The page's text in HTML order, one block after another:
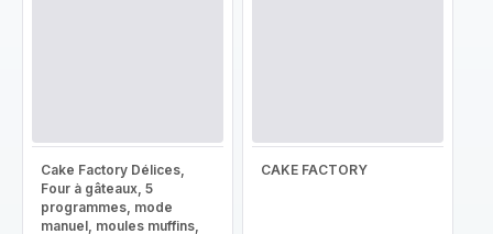
Cake Factory Délices,
Four à gâteaux, 5
programmes, mode
manuel, moules muffins,
CAKE FACTORY